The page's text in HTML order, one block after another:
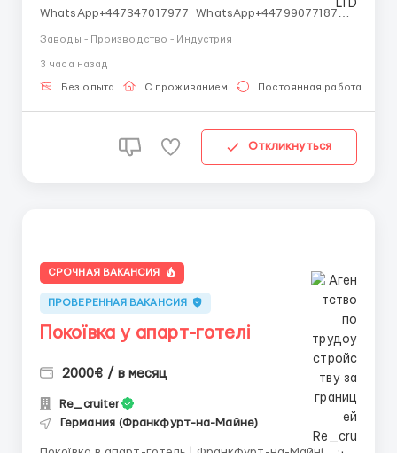
WhatsApp+447347017977 WhatsApp+447990771872
ВСЕ СТРАНЫ ВСЕ НАЦИИ СДЕЛАЙ СКРИНШОТ!
Telegram:@Vitali_Novikovs Telegram @Vitali_No...
Заводы - Производство - Индустрия
3 часа назад
Без опыта С проживанием Постоянная работа
Откликнуться
СРОЧНАЯ ВАКАНСИЯ
ПРОВЕРЕННАЯ ВАКАНСИЯ
Покоївка у апарт-готелі
2000€ / в месяц
Re_cruiter
Германия (Франкфурт-на-Майне)